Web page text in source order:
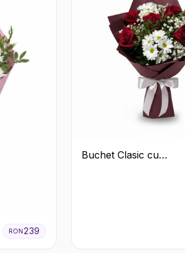
RON239
Buchet Clasic cu